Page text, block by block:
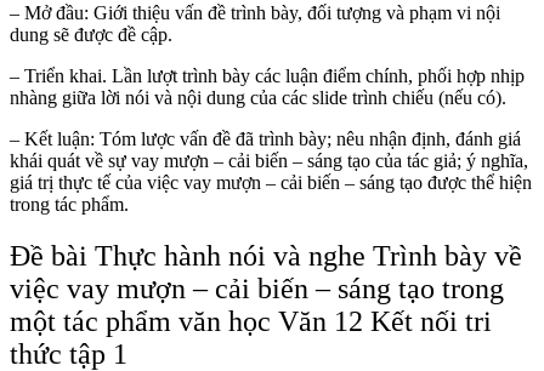
– Mở đầu: Giới thiệu vấn đề trình bày, đối tượng và phạm vi nội
dung sẽ được đề cập.
– Triển khai. Lần lượt trình bày các luận điểm chính, phối hợp nhịp
nhàng giữa lời nói và nội dung của các slide trình chiếu (nếu có).
– Kết luận: Tóm lược vấn đề đã trình bày; nêu nhận định, đánh giá
khái quát về sự vay mượn – cải biến – sáng tạo của tác giả; ý nghĩa,
giá trị thực tế của việc vay mượn – cải biến – sáng tạo được thể hiện
trong tác phẩm.
Đề bài Thực hành nói và nghe Trình bày về
việc vay mượn – cải biến – sáng tạo trong
một tác phẩm văn học Văn 12 Kết nối tri
thức tập 1